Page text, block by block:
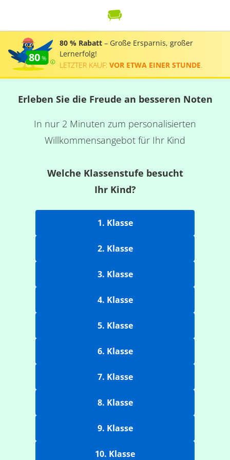
80
80 % Rabatt – Große Ersparnis, großer
Lernerfolg!
LETZTER KAUF: VOR ETWA EINER STUNDE
Erleben Sie die Freude an besseren Noten
In nur 2 Minuten zum personalisierten
Willkommensangebot für Ihr Kind
Welche Klassenstufe besucht
Ihr Kind?
1. Klasse
2. Klasse
3. Klasse
4. Klasse
5. Klasse
6. Klasse
7. Klasse
8. Klasse
9. Klasse
10. Klasse